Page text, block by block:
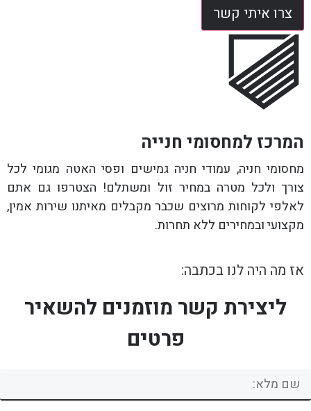
צרו איתי קשר
המרכז למחסומי חנייה
מחסומי חניה, עמודי חניה גמישים ופסי האטה מגומי לכל
צורך ולכל מטרה במחיר זול ומשתלם! הצטרפו גם אתם
לאלפי לקוחות מרוצים שכבר מקבלים מאיתנו שירות אמין,
מקצועי ובמחירים ללא תחרות.
אז מה היה לנו בכתבה:
ליצירת קשר מוזמנים להשאיר
פרטים